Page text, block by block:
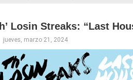
Losin Streaks: “Last
jueves, marzo 21, 2024